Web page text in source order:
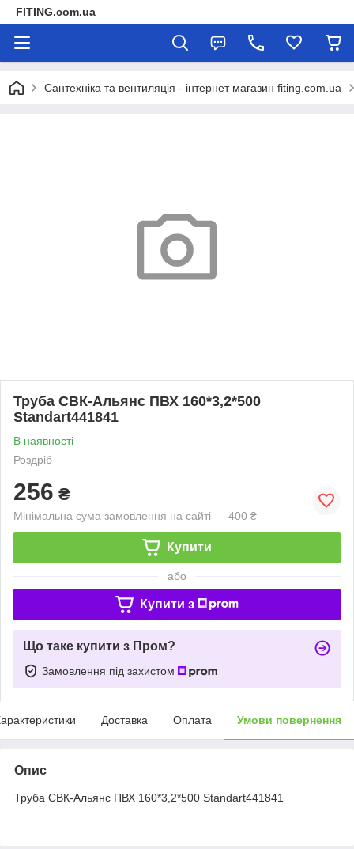
FITING.com.ua
Сантехніка та вентиляція - інтернет магазин fiting.com.ua
Труба СВК-Альянс ПВХ 160*3,2*500
Standart441841
В наявності
Роздріб
256 ₴
Мінімальна сума замовлення на сайті — 400 ₴
Купити
або
Купити з
Що таке купити з Пром?
Замовлення під захистом
Доставка Оплата Умови повернення
Опис
Труба СВК-Альянс ПВХ 160*3,2*500 Standart441841